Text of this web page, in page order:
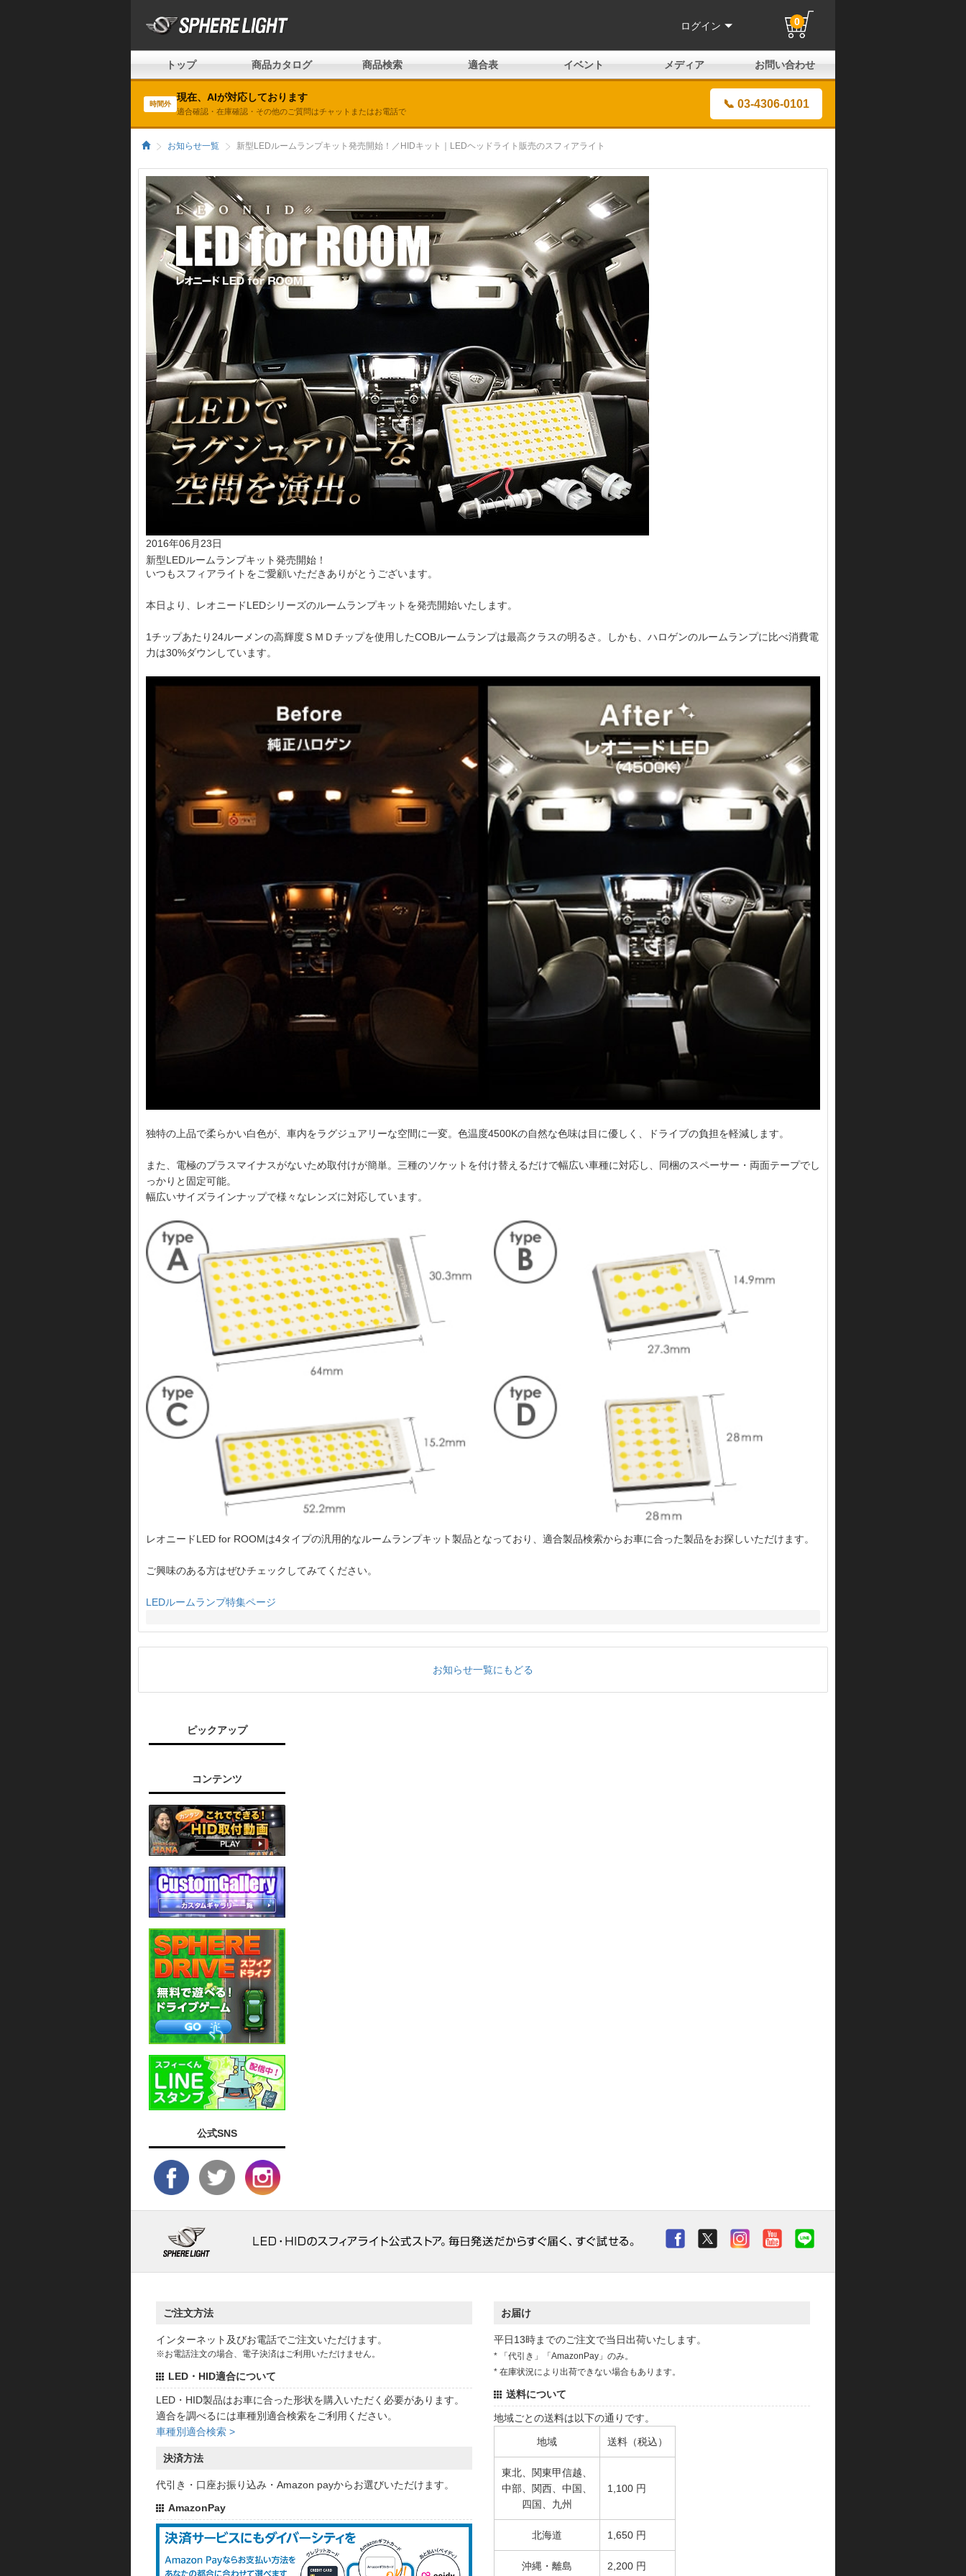
ログイン 0
トップ 商品カタログ 商品検索 適合表 イベント メディア お問い合わせ
時間外
現在、AIが対応しております
適合確認・在庫確認・その他のご質問はチャットまたはお電話で
📞 03-4306-0101
お知らせ一覧 新型LEDルームランプキット発売開始！／HIDキット｜LEDヘッドライト販売のスフィアライト
2016年06月23日
新型LEDルームランプキット発売開始！
いつもスフィアライトをご愛顧いただきありがとうございます。
本日より、レオニードLEDシリーズのルームランプキットを発売開始いたします。
1チップあたり24ルーメンの高輝度ＳＭＤチップを使用したCOBルームランプは最高クラスの明るさ。しかも、ハロゲンのルームランプに比べ消費電
力は30%ダウンしています。
独特の上品で柔らかい白色が、車内をラグジュアリーな空間に一変。色温度4500Kの自然な色味は目に優しく、ドライブの負担を軽減します。
また、電極のプラスマイナスがないため取付けが簡単。三種のソケットを付け替えるだけで幅広い車種に対応し、同梱のスペーサー・両面テープでし
っかりと固定可能。
幅広いサイズラインナップで様々なレンズに対応しています。
レオニードLED for ROOMは4タイプの汎用的なルームランプキット製品となっており、適合製品検索からお車に合った製品をお探しいただけます。
ご興味のある方はぜひチェックしてみてください。
LEDルームランプ特集ページ
お知らせ一覧にもどる
ピックアップ
コンテンツ
公式SNS
ご注文方法
インターネット及びお電話でご注文いただけます。
※お電話注文の場合、電子決済はご利用いただけません。
LED・HID適合について
LED・HID製品はお車に合った形状を購入いただく必要があります。
適合を調べるには車種別適合検索をご利用ください。
車種別適合検索 >
決済方法
代引き・口座お振り込み・Amazon payからお選びいただけます。
AmazonPay
お届け
平日13時までのご注文で当日出荷いたします。
* 「代引き」「AmazonPay」のみ。
* 在庫状況により出荷できない場合もあります。
送料について
地域ごとの送料は以下の通りです。
地域 送料（税込）
東北、関東甲信越、
中部、関西、中国、
四国、九州
1,100 円
北海道 1,650 円
沖縄・離島 2,200 円